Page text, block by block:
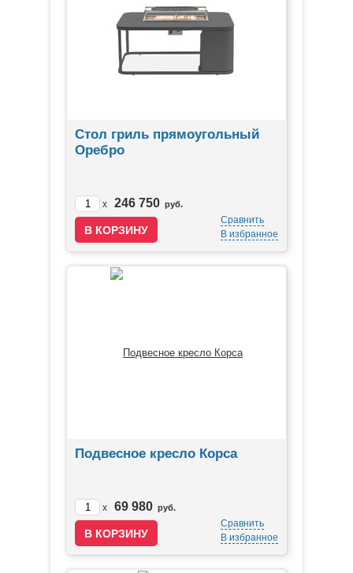
Стол гриль прямоугольный
Оребро
x 246 750 руб.
Сравнить
В избранное
Подвесное кресло Корса
x 69 980 руб.
Сравнить
В избранное